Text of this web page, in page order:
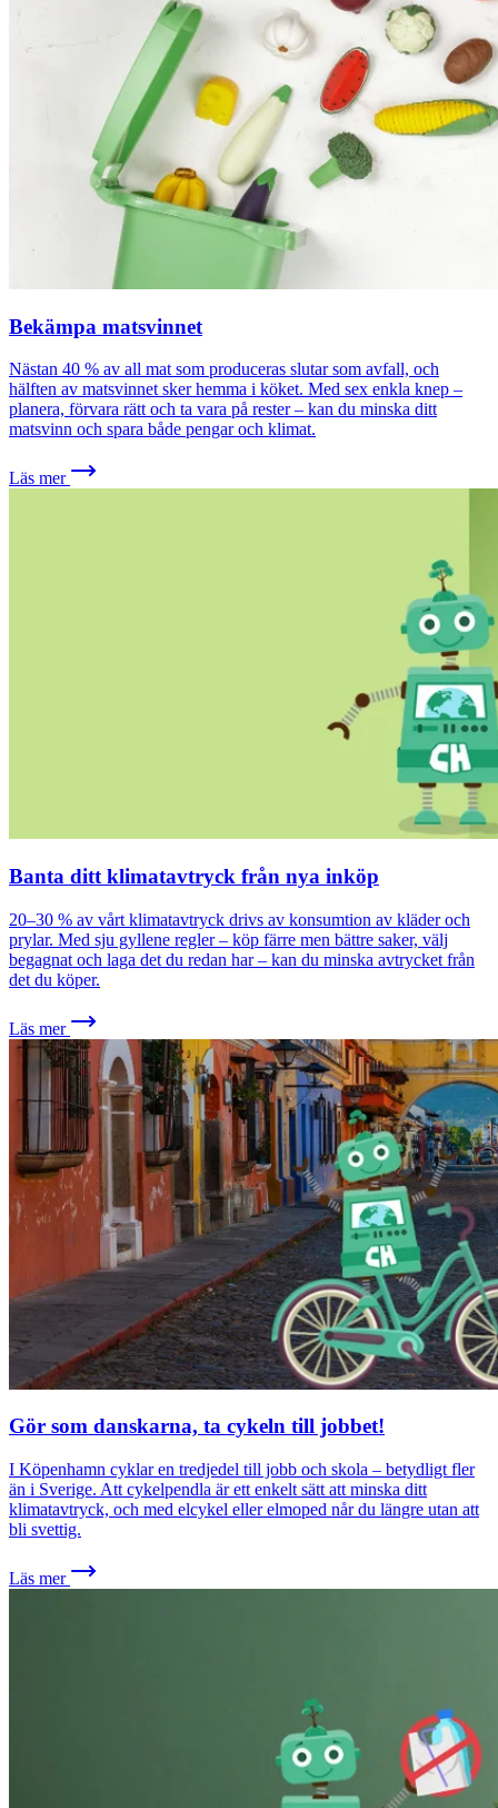
Bekämpa matsvinnet
Nästan 40 % av all mat som produceras slutar som avfall, och
hälften av matsvinnet sker hemma i köket. Med sex enkla knep –
planera, förvara rätt och ta vara på rester – kan du minska ditt
matsvinn och spara både pengar och klimat.
Läs mer
Banta ditt klimatavtryck från nya inköp
20–30 % av vårt klimatavtryck drivs av konsumtion av kläder och
prylar. Med sju gyllene regler – köp färre men bättre saker, välj
begagnat och laga det du redan har – kan du minska avtrycket från
det du köper.
Läs mer
Gör som danskarna, ta cykeln till jobbet!
I Köpenhamn cyklar en tredjedel till jobb och skola – betydligt fler
än i Sverige. Att cykelpendla är ett enkelt sätt att minska ditt
klimatavtryck, och med elcykel eller elmoped når du längre utan att
bli svettig.
Läs mer